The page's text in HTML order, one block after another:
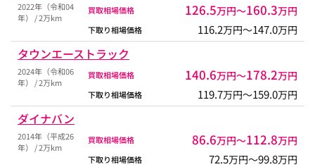
2022年（令和04
年） / 2万km
買取相場価格 126.5万円〜160.3万円
下取り相場価格 116.2万円〜147.0万円
タウンエーストラック
2024年（令和06
年） / 2万km
買取相場価格 140.6万円〜178.2万円
下取り相場価格 119.7万円〜159.0万円
ダイナバン
2014年（平成26
年） / 2万km
買取相場価格 86.6万円〜112.8万円
下取り相場価格 72.5万円〜99.8万円